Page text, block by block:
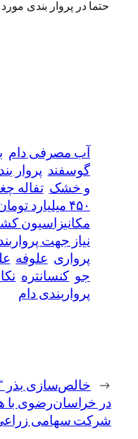
حتما در پروار بندی
آب مصرفی دام
گوسفند پروار
و خشک تفاله
۴۵۰ میلیارد
مکانیزاسیون
نیاز جهت
پرواری علوفه
جو کنسانتره
پرواربندی دام
← خالص‌سازی بذر
در خراسان‌رضوی با
شرکت سهامی زراعی